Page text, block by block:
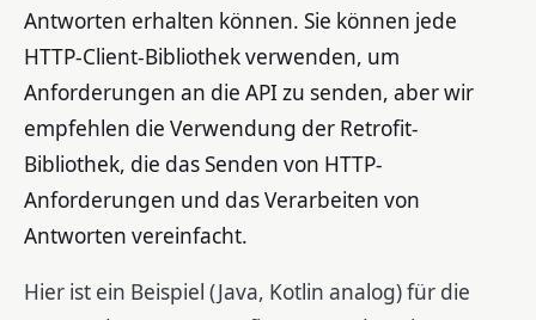
Antworten erhalten können. Sie können jede
HTTP-Client-Bibliothek verwenden, um
Anforderungen an die API zu senden, aber wir
empfehlen die Verwendung der Retrofit-
Bibliothek, die das Senden von HTTP-
Anforderungen und das Verarbeiten von
Antworten vereinfacht.
Hier ist ein Beispiel (Java, Kotlin analog) für die